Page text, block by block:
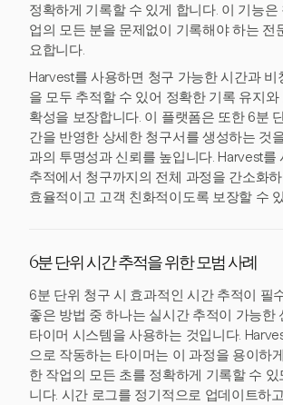
정확하게 기록할 수 있게 합니다. 이 기능은
업의 모든 분을 문제없이 기록해야 하는 전
요합니다.
Harvest를 사용하면 청구 가능한 시간과 비
을 모두 추적할 수 있어 정확한 기록 유지와
확성을 보장합니다. 이 플랫폼은 또한 6분
간을 반영한 상세한 청구서를 생성하는 것
과의 투명성과 신뢰를 높입니다. Harvest를
추적에서 청구까지의 전체 과정을 간소화
효율적이고 고객 친화적이도록 보장할 수
6분 단위 시간 추적을 위한 모범 사례
6분 단위 청구 시 효과적인 시간 추적이 필
좋은 방법 중 하나는 실시간 추적이 가능한
타이머 시스템을 사용하는 것입니다.
으로 작동하는 타이머는 이 과정을 용이하
한 작업의 모든 초를 정확하게 기록할 수
니다. 시간 로그를 정기적으로 업데이트하